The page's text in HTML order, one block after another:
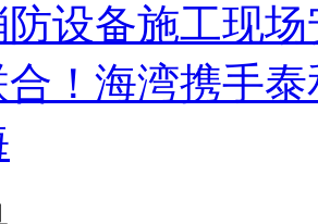
设备施工现
！海湾携手